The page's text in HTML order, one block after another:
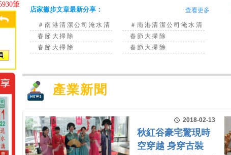
筆
店家撇步文章最新分享： 查看更多
＃南港清潔公司淹水清
＃南港清潔公司淹水清
春節大掃除
春節大掃除
春節大掃除
春節大掃除
產業新聞
2018-02-13
秋紅谷豪宅驚現時
空穿越 身穿古裝